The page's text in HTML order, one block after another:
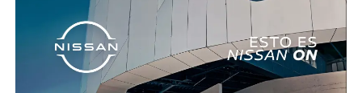
definió con categoría dentro del área para abrir el
marcador.
El dominio mexicano se mantuvo y no tardó en reflejarse
nuevamente. Al 31’, una recuperación en zona alta